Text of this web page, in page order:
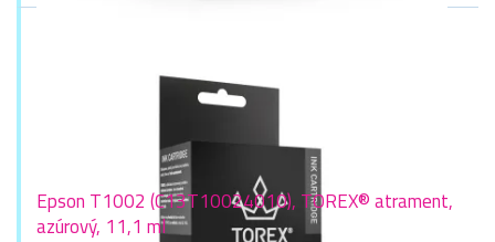
Epson T1002 (C13T10024010), TOREX® atrament,
azúrový, 11,1 ml